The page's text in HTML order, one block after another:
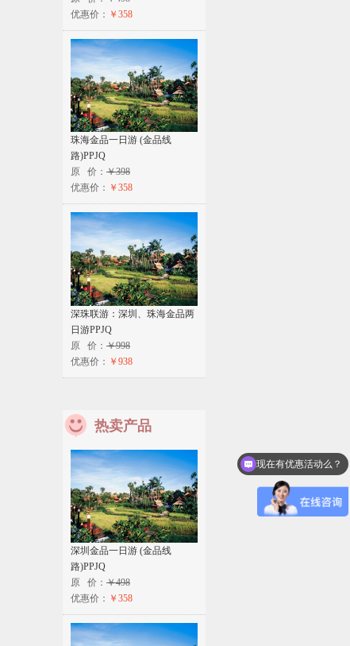
优惠价： ￥358
珠海金品一日游 (金品线
路)PPJQ
原 价： ￥398
优惠价： ￥358
深珠联游：深圳、珠海金品两
日游PPJQ
原 价： ￥998
优惠价： ￥938
热卖产品
深圳金品一日游 (金品线
路)PPJQ
原 价： ￥498
优惠价： ￥358
现在有优惠活动么？